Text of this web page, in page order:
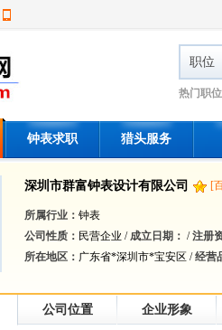
职位
热门职
钟表求职 猎头服务
深圳市群富钟表设计有限公司 [
所属行业： 钟表
公司性质： 民营企业 /成立日期： /注册
所在地区： 广东省*深圳市*宝安区 /经营
公司位置 企业形象